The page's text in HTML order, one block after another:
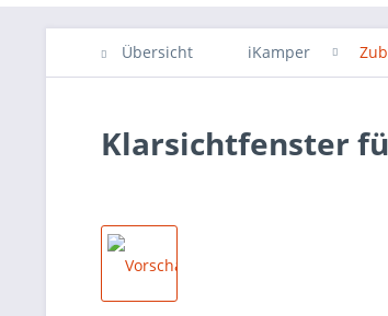
Übersicht iKamper
Klarsichtfenster